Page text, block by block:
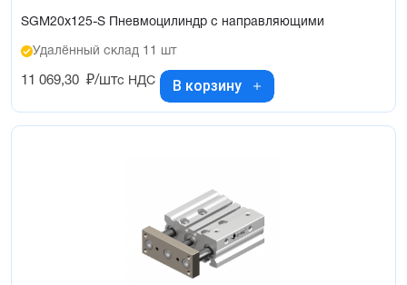
SGM20x125-S Пневмоцилиндр с направляющими
Удалённый склад 11 шт
11 069,30 ₽/штс НДС В корзину